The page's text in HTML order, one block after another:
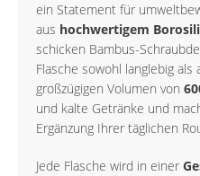
ein Statement für
aus hochwertigem
schicken Bambus-
Flasche sowohl langlebig
großzügigen Volumen von
und kalte Getränke und
Ergänzung Ihrer täglichen
Jede Flasche wird in einer